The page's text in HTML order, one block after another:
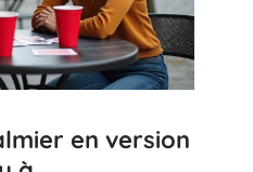
en version